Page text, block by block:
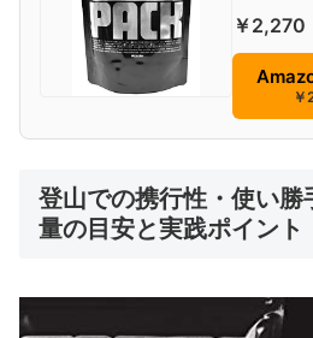
￥2,270
登山での携行性・使い勝
量の目安と実践ポイント